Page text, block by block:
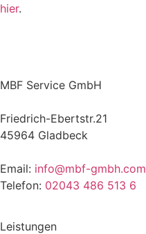
hier.
MBF Service GmbH
Friedrich-Ebertstr.21
45964 Gladbeck
Email: info@mbf-gmbh.com
Telefon: 02043 486 513 6
Leistungen